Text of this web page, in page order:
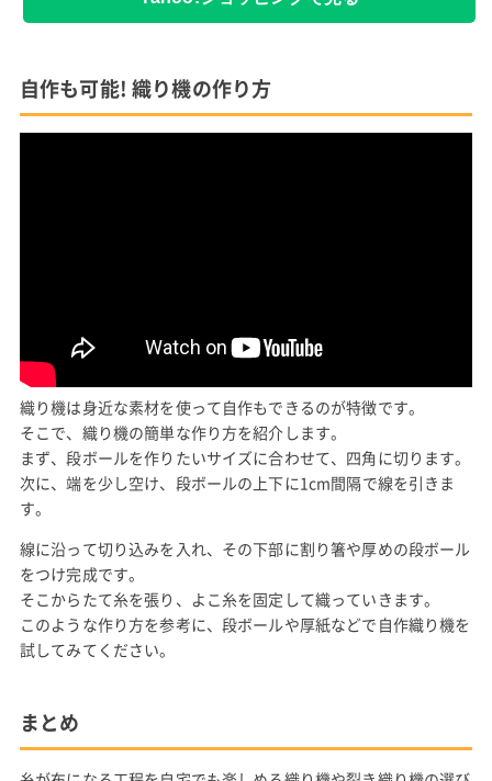
自作も可能! 織り機の作り方
織り機は身近な素材を使って自作もできるのが特徴です。
そこで、織り機の簡単な作り方を紹介します。
まず、段ボールを作りたいサイズに合わせて、四角に切ります。
次に、端を少し空け、段ボールの上下に1cm間隔で線を引きま
す。
線に沿って切り込みを入れ、その下部に割り箸や厚めの段ボール
をつけ完成です。
そこからたて糸を張り、よこ糸を固定して織っていきます。
このような作り方を参考に、段ボールや厚紙などで自作織り機を
試してみてください。
まとめ